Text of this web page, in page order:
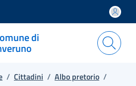
di
/ Cittadini / Albo pretorio /